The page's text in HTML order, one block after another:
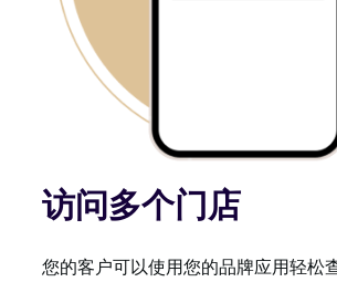
访问多个门店
您的客户可以使用您的品牌应用轻松